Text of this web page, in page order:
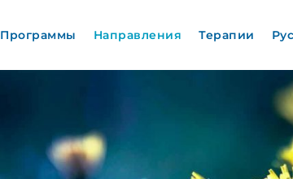
Программы Направления Терапии